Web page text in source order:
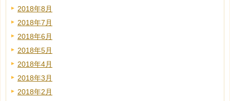
2018年8月
2018年7月
2018年6月
2018年5月
2018年4月
2018年3月
2018年2月